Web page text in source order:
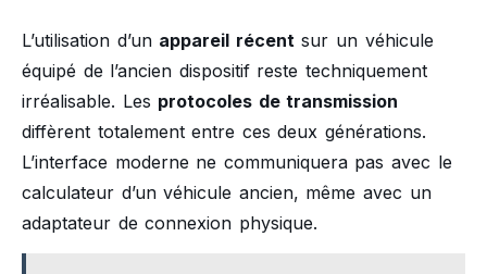
L’utilisation d’un appareil récentsur un véhicule
équipé de l’ancien dispositif reste techniquement
irréalisable. Les protocoles de transmission
diffèrent totalement entre ces deux générations.
L’interface moderne ne communiquera pas avec le
calculateur d’un véhicule ancien, même avec un
adaptateur de connexion physique.